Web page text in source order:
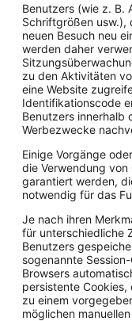
Benutzers (wie z. B.
Schriftgrößen usw.),
neuen Besuch neu
werden daher
zu den Aktivitäten
eine Website
Identifikationscode
Benutzers innerhalb
Werbezwecke
Einige Vorgänge
die Verwendung
garantiert werden,
notwendig für das
Je nach ihren
für unterschiedliche
Benutzers
sogenannte
Browsers
persistente
zu einem
möglichen